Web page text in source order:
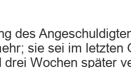
des
sie sei im letzten
drei Wochen später